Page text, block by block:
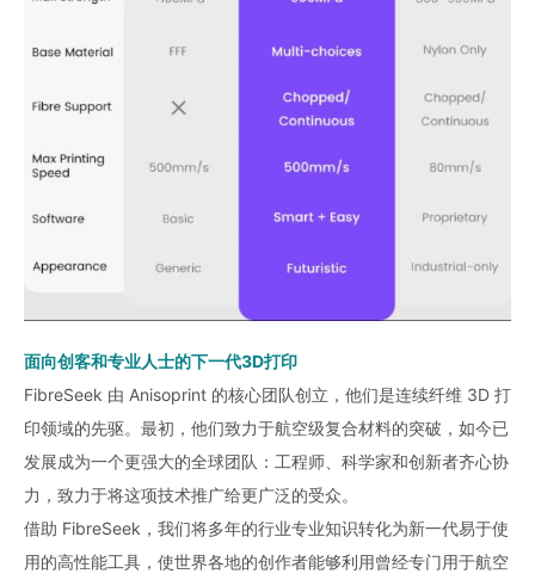
面向创客和专业人士的下一代3D打印
FibreSeek 由 Anisoprint 的核心团队创立，他们是连续纤维 3D 打
印领域的先驱。最初，他们致力于航空级复合材料的突破，如今已
发展成为一个更强大的全球团队：工程师、科学家和创新者齐心协
力，致力于将这项技术推广给更广泛的受众。
借助 FibreSeek，我们将多年的行业专业知识转化为新一代易于使
用的高性能工具，使世界各地的创作者能够利用曾经专门用于航空